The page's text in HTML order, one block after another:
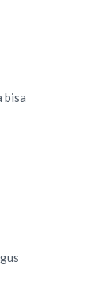
bisa